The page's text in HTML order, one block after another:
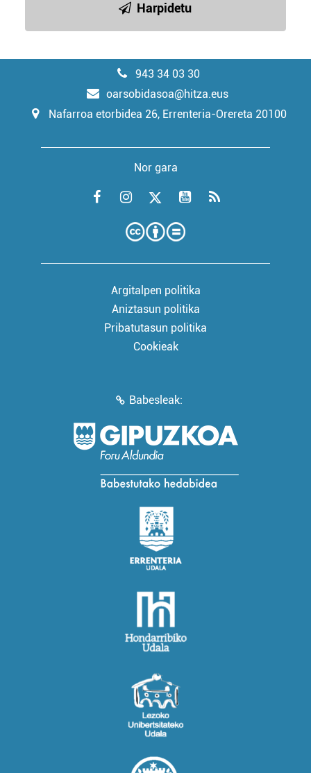
Harpidetu
943 34 03 30
oarsobidasoa@hitza.eus
Nafarroa etorbidea 26, Errenteria-Orereta 20100
Nor gara
Argitalpen politika
Aniztasun politika
Pribatutasun politika
Cookieak
Babesleak: